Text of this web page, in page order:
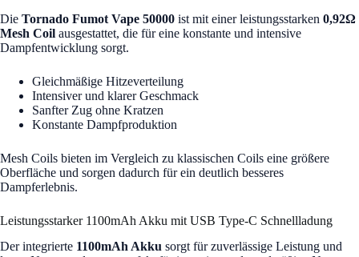
Die Tornado Fumot Vape 50000 ist mit einer leistungsstarken 0,92Ω
Mesh Coil ausgestattet, die für eine konstante und intensive
Dampfentwicklung sorgt.
Gleichmäßige Hitzeverteilung
Intensiver und klarer Geschmack
Sanfter Zug ohne Kratzen
Konstante Dampfproduktion
Mesh Coils bieten im Vergleich zu klassischen Coils eine größere
Oberfläche und sorgen dadurch für ein deutlich besseres
Dampferlebnis.
Leistungsstarker 1100mAh Akku mit USB Type-C Schnellladung
Der integrierte 1100mAh Akku sorgt für zuverlässige Leistung und